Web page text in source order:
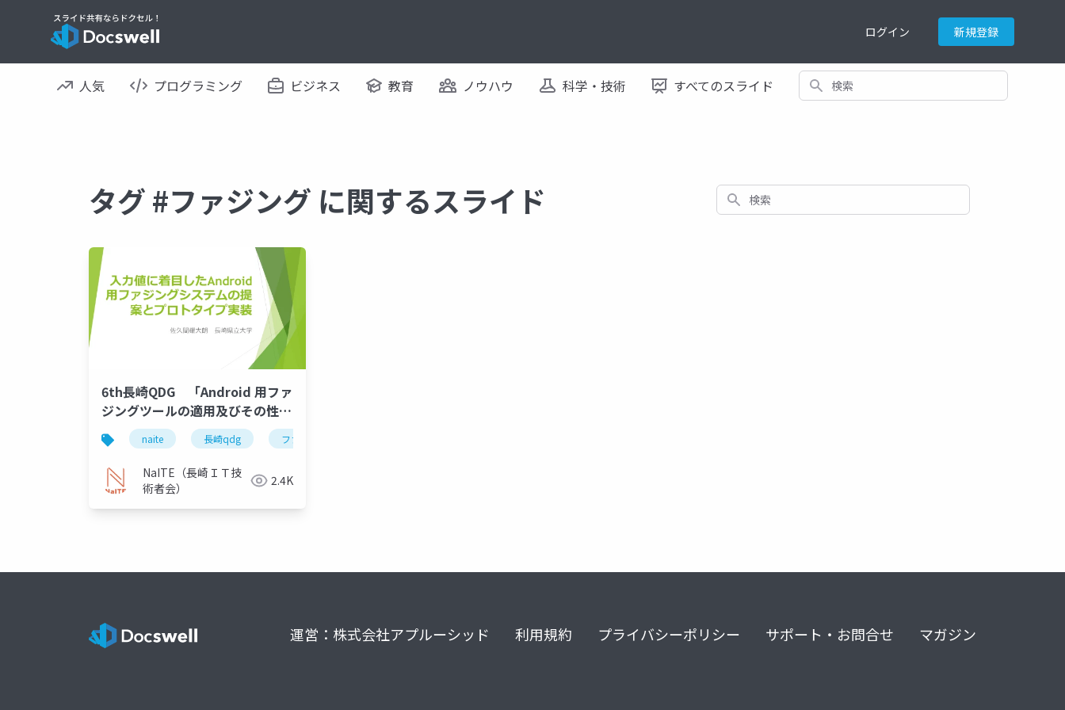
ログイン 新規登録
人気 プログラミング ビジネス 教育 ノウハウ 科学・技術 すべてのスライド 検索
タグ #ファジング に関するスライド 検索
6th長崎QDG 「Android 用ファ
ジングツールの適用及びその性能
評価」naite 長崎qdg ファジング
NaITE（長崎ＩＴ技
術者会）
2.4K
運営：株式会社アプルーシッド 利用規約 プライバシーポリシー サポート・お問合せ マガジン